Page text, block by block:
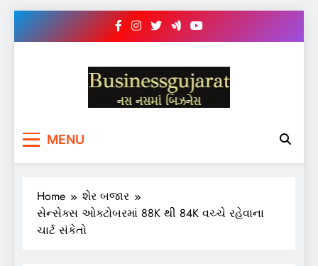
BUSINESS GUJARAT
MENU
Home
શેર બજાર
સેન્સેક્સ ઓક્ટોબરમાં 88K થી 84K વચ્ચે રહેવાના
ચાર્ટ સંકેતો